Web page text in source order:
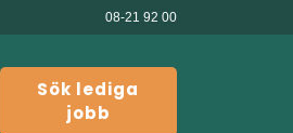
08-21 92 00
Sök lediga
jobb